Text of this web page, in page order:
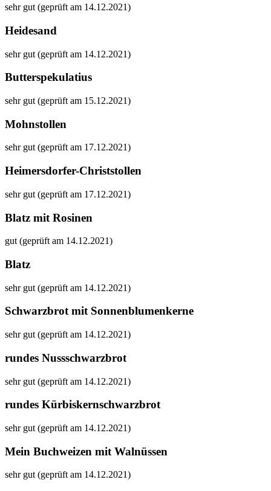
sehr gut (geprüft am 14.12.2021)
Heidesand
sehr gut (geprüft am 14.12.2021)
Butterspekulatius
sehr gut (geprüft am 15.12.2021)
Mohnstollen
sehr gut (geprüft am 17.12.2021)
Heimersdorfer-Christstollen
sehr gut (geprüft am 17.12.2021)
Blatz mit Rosinen
gut (geprüft am 14.12.2021)
Blatz
sehr gut (geprüft am 14.12.2021)
Schwarzbrot mit Sonnenblumenkerne
sehr gut (geprüft am 14.12.2021)
rundes Nussschwarzbrot
sehr gut (geprüft am 14.12.2021)
rundes Kürbiskernschwarzbrot
sehr gut (geprüft am 14.12.2021)
Mein Buchweizen mit Walnüssen
sehr gut (geprüft am 14.12.2021)